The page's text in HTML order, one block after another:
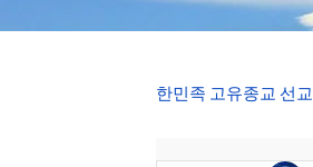
한민족 고유종교 선교